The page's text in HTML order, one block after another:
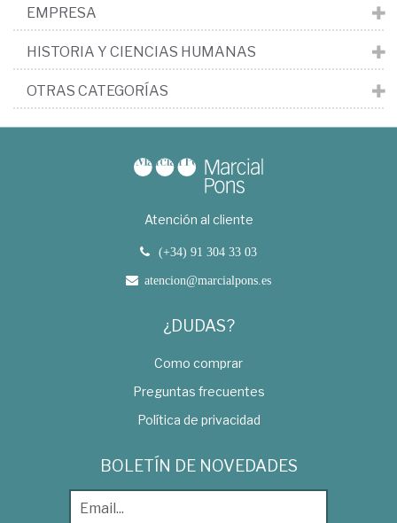
EMPRESA
HISTORIA Y CIENCIAS HUMANAS
OTRAS CATEGORÍAS
Atención al cliente
(+34) 91 304 33 03
atencion@marcialpons.es
¿DUDAS?
Como comprar
Preguntas frecuentes
Política de privacidad
BOLETÍN DE NOVEDADES